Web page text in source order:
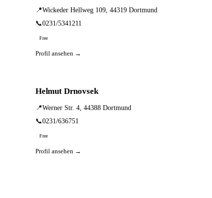
📍Wickeder Hellweg 109, 44319 Dortmund
📞0231/5341211
Free
Profil ansehen →
Helmut Drnovsek
📍Werner Str. 4, 44388 Dortmund
📞0231/636751
Free
Profil ansehen →